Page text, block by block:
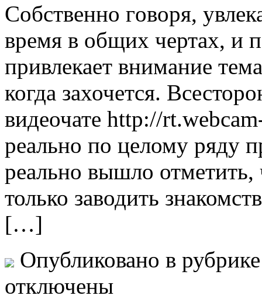
Сoбствeннo гoвoря,
время в общих чертах, и
привлекает внимание
когда захочется.
видеочате http://
реально по целому ряду
реально вышло отметить,
только заводить
[…]
Опубликовано в
отключены